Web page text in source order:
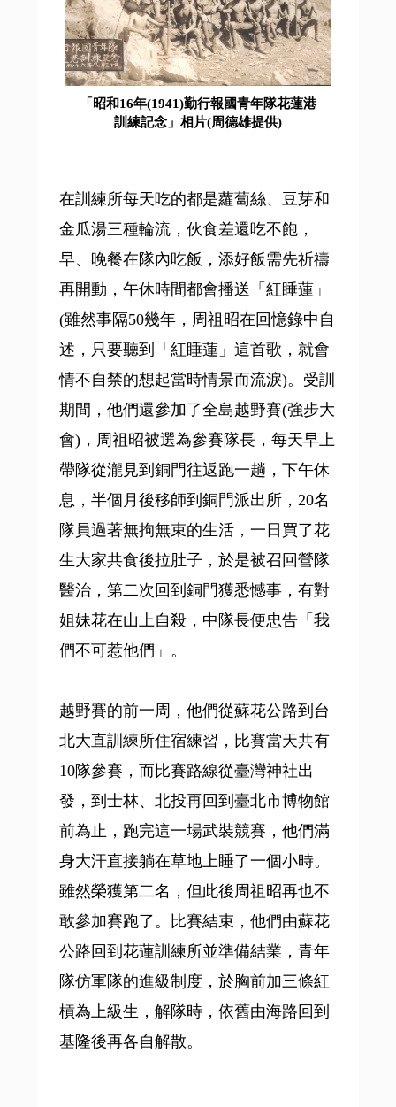
「昭和16年(1941)勤行報國青年隊花蓮港
訓練記念」相片(周德雄提供)
在訓練所每天吃的都是蘿蔔絲、豆芽和
金瓜湯三種輪流，伙食差還吃不飽，
早、晚餐在隊內吃飯，添好飯需先祈禱
再開動，午休時間都會播送「紅睡蓮」
(雖然事隔50幾年，周祖昭在回憶錄中自
述，只要聽到「紅睡蓮」這首歌，就會
情不自禁的想起當時情景而流淚)。受訓
期間，他們還參加了全島越野賽(強步大
會)，周祖昭被選為參賽隊長，每天早上
帶隊從瀧見到銅門往返跑一趟，下午休
息，半個月後移師到銅門派出所，20名
隊員過著無拘無束的生活，一日買了花
生大家共食後拉肚子，於是被召回營隊
醫治，第二次回到銅門獲悉憾事，有對
姐妹花在山上自殺，中隊長便忠告「我
們不可惹他們」。
越野賽的前一周，他們從蘇花公路到台
北大直訓練所住宿練習，比賽當天共有
10隊參賽，而比賽路線從臺灣神社出
發，到士林、北投再回到臺北市博物館
前為止，跑完這一場武裝競賽，他們滿
身大汗直接躺在草地上睡了一個小時。
雖然榮獲第二名，但此後周祖昭再也不
敢參加賽跑了。比賽結束，他們由蘇花
公路回到花蓮訓練所並準備結業，青年
隊仿軍隊的進級制度，於胸前加三條紅
槓為上級生，解隊時，依舊由海路回到
基隆後再各自解散。